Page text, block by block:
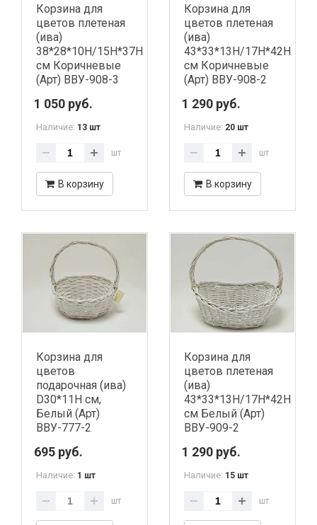
Корзина для
цветов плетеная
(ива)
38*28*10H/15H*37H
см Коричневые
(Арт) ВВУ-908-3
1 050 руб.
Наличие: 13 шт
шт
В корзину
Корзина для
цветов плетеная
(ива)
43*33*13H/17H*42H
см Коричневые
(Арт) ВВУ-908-2
1 290 руб.
Наличие: 20 шт
шт
В корзину
Корзина для
цветов
подарочная (ива)
D30*11H см,
Белый (Арт)
ВВУ-777-2
695 руб.
Наличие: 1 шт
шт
Корзина для
цветов плетеная
(ива)
43*33*13H/17H*42H
см Белый (Арт)
ВВУ-909-2
1 290 руб.
Наличие: 15 шт
шт